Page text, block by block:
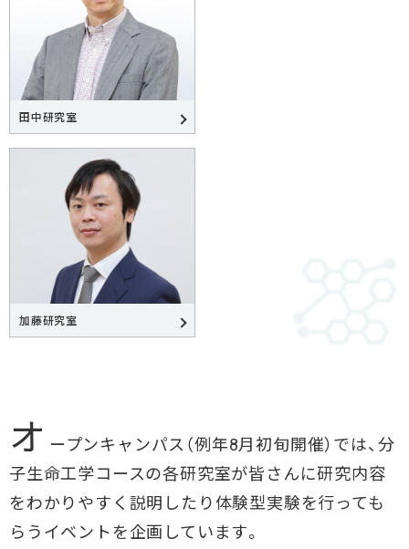
田中研究室
加藤研究室
オ ープンキャンパス（例年8月初旬開催）では、分
子生命工学コースの各研究室が皆さんに研究内容
をわかりやすく説明したり体験型実験を行っても
らうイベントを企画しています。